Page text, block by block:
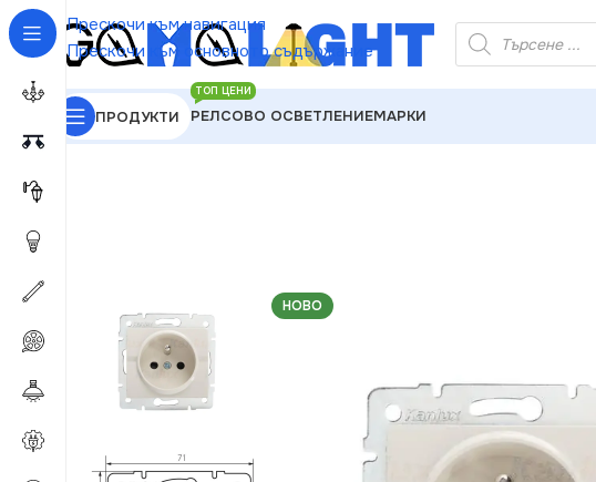
Прескочи към навигация
Прескочи към основното съдържание
ХЕЙ ТИ!
ПРОДУКТИ РЕЛСОВО ОСВЕТЛЕНИЕ
ТОП ЦЕНИ
МАРКИ
GAMALIGHT»
НОВО